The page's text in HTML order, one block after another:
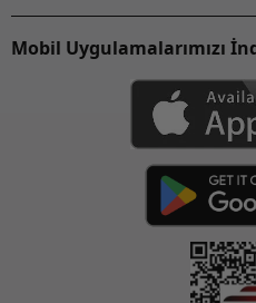
Mobil Uygulamalarımızı